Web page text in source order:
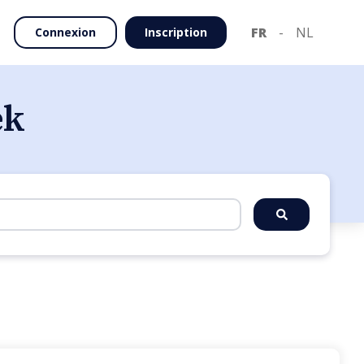
Connexion Inscription FR - NL